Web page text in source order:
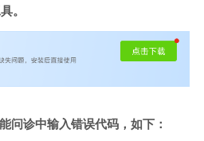
。
问诊中输入错误代码，如下：